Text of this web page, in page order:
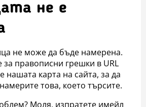
не е
не може да бъде намерена.
правописни грешки в URL
нашата карта на сайта, за да
това, което търсите.
Моля, изпратете имейл